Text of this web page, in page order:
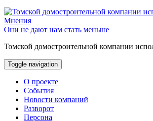
Мнения
Они не дают нам стать меньше
Томской домостроительной компании
Toggle navigation
О проекте
События
Новости компаний
Разворот
Персона